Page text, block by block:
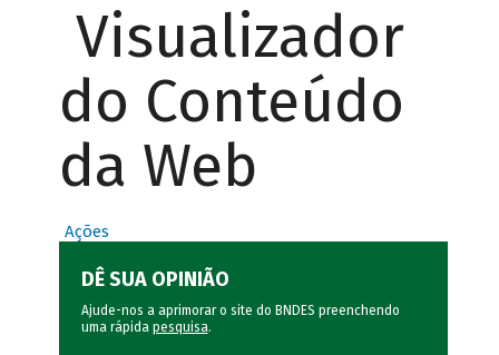
Visualizador
do Conteúdo
da Web
Ações
DÊ SUA OPINIÃO
Ajude-nos a aprimorar o site do BNDES preenchendo
uma rápida pesquisa.